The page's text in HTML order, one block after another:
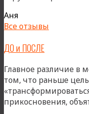
Аня
Все отзывы
ДО и ПОСЛЕ
Главное различие в
том, что раньше
прикосновения,